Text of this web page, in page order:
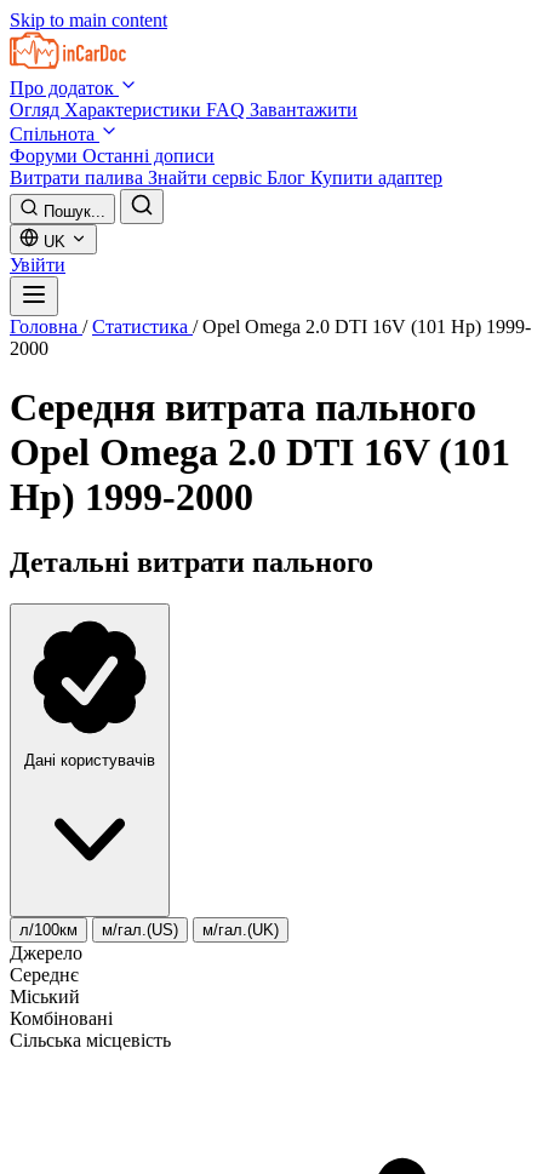
Skip to main content
Про додаток
Огляд Характеристики FAQ Завантажити
Спільнота
Форуми Останні дописи
Витрати палива Знайти сервіс Блог Купити адаптер
Пошук...
UK
Увійти
Головна / Статистика / Opel Omega 2.0 DTI 16V (101 Hp) 1999-
2000
Середня витрата пального
Opel Omega 2.0 DTI 16V (101
Hp) 1999-2000
Детальні витрати пального
Дані користувачів
л/100км м/гал.(US) м/гал.(UK)
Джерело
Середнє
Міський
Комбіновані
Сільська місцевість